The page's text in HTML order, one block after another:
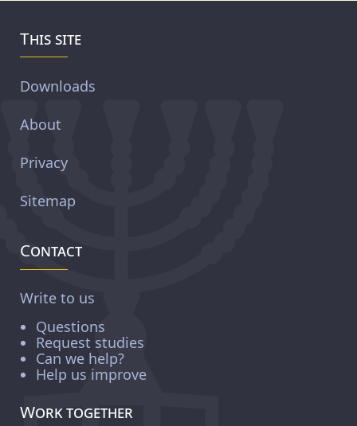
This site
Downloads
About
Privacy
Sitemap
Contact
Write to us
Questions
Request studies
Can we help?
Help us improve
Work together